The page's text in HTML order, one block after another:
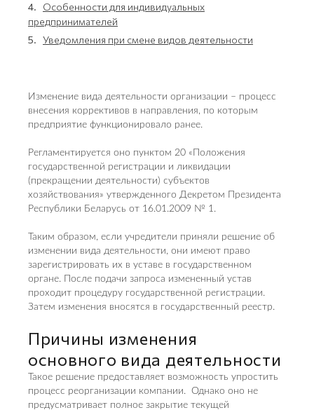
4.
Особенности для индивидуальных
предпринимателей
5. Уведомления при смене видов деятельности
Изменение вида деятельности организации – процесс
внесения коррективов в направления, по которым
предприятие функционировало ранее.
Регламентируется оно пунктом 20 «Положения
государственной регистрации и ликвидации
(прекращении деятельности) субъектов
хозяйствования» утвержденного Декретом Президента
Республики Беларусь от 16.01.2009 № 1.
Таким образом, если учредители приняли решение об
изменении вида деятельности, они имеют право
зарегистрировать их в уставе в государственном
органе. После подачи запроса измененный устав
проходит процедуру государственной регистрации.
Затем изменения вносятся в государственный реестр.
Причины изменения
основного вида деятельности
Такое решение предоставляет возможность упростить
процесс реорганизации компании. Однако оно не
предусматривает полное закрытие текущей